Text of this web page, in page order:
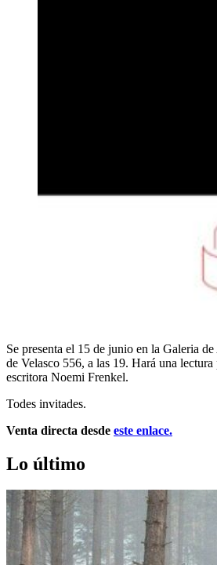
Se presenta el 15 de junio en la Galeria
de Velasco 556, a las 19. Hará una
escritora Noemi Frenkel.
Todes invitades.
Venta directa desde este enlace.
Lo último